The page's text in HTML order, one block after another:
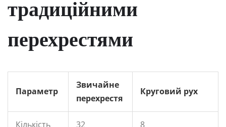
традиційними
перехрестями
Параметр
Звичайне
перехрестя
Круговий рух
Кількість 32 8